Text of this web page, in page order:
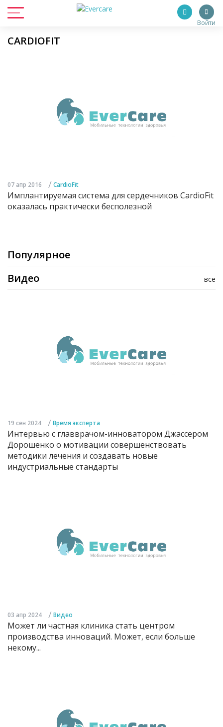
Войти
CARDIOFIT
07 апр 2016 / CardioFit
Имплантируемая система для сердечников CardioFit
оказалась практически бесполезной
Популярное
все
Видео
19 сен 2024 / Время эксперта
Интервью с главврачом-инноватором Джассером
Дорошенко о мотивации совершенствовать
методики лечения и создавать новые
индустриальные стандарты
03 апр 2024 / Видео
Может ли частная клиника стать центром
производства инноваций. Может, если больше
некому...